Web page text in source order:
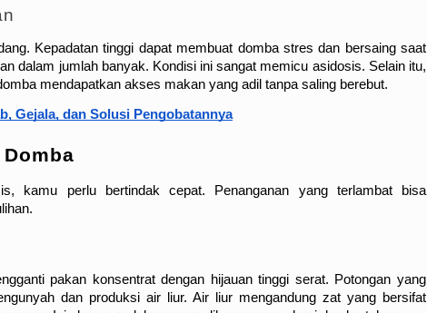
Kepadatan tinggi dapat membuat domba stres dan bersaing saat
dalam jumlah banyak. Kondisi ini sangat memicu asidosis. Selain itu,
mendapatkan akses makan yang adil tanpa saling berebut.
Gejala, dan Solusi Pengobatannya
kamu perlu bertindak cepat. Penanganan yang terlambat bisa
pakan konsentrat dengan hijauan tinggi serat. Potongan yang
dan produksi air liur. Air liur mengandung zat yang bersifat